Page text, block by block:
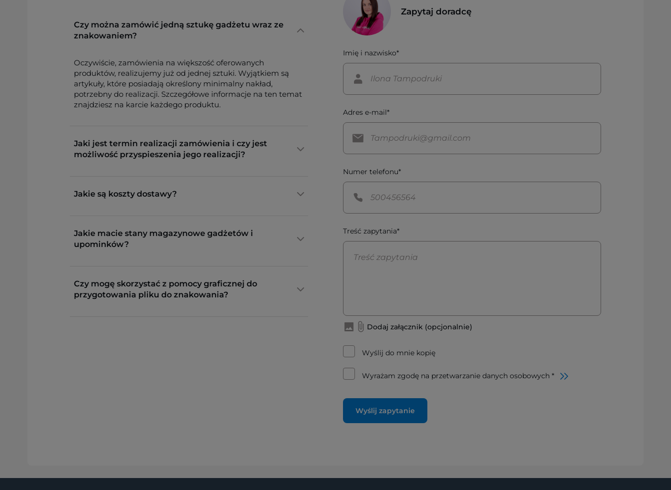
Czy można zamówić jedną sztukę gadżetu wraz ze
znakowaniem?
Oczywiście, zamówienia na większość oferowanych
produktów, realizujemy już od jednej sztuki. Wyjątkiem są
artykuły, które posiadają określony minimalny nakład,
potrzebny do realizacji. Szczegółowe informacje na ten temat
znajdziesz na karcie każdego produktu.
Jaki jest termin realizacji zamówienia i czy jest
możliwość przyspieszenia jego realizacji?
Jakie są koszty dostawy?
Jakie macie stany magazynowe gadżetów i
upominków?
Czy mogę skorzystać z pomocy graficznej do
przygotowania pliku do znakowania?
Zapytaj doradcę
Imię i nazwisko*
Adres e-mail*
Numer telefonu*
Treść zapytania*
Dodaj załącznik (opcjonalnie)
Wyślij do mnie kopię
Wyrażam zgodę na przetwarzanie danych osobowych *
Wyślij zapytanie